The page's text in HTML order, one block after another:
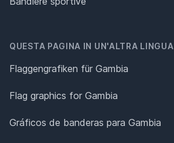
QUESTA PAGINA IN UN'ALTRA LINGUA
Flaggengrafiken für Gambia
Flag graphics for Gambia
Gráficos de banderas para Gambia